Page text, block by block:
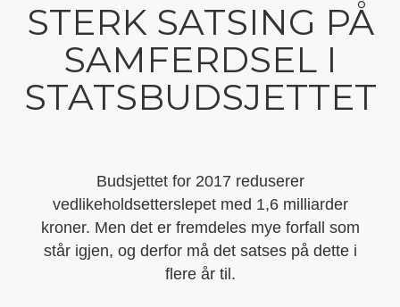
STERK SATSING PÅ
SAMFERDSEL I
STATSBUDSJETTET
Budsjettet for 2017 reduserer
vedlikeholdsetterslepet med 1,6 milliarder
kroner. Men det er fremdeles mye forfall som
står igjen, og derfor må det satses på dette i
flere år til.